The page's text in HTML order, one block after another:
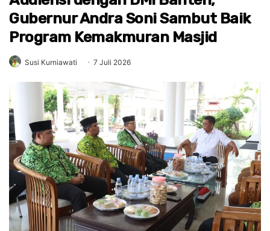
Gubernur Andra Soni Sambut Baik
Program Kemakmuran Masjid
Susi Kurniawati 7 Juli 2026